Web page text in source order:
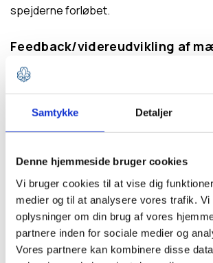
Samtykke Detaljer
Denne hjemmeside bruger cookies
Vi bruger cookies til at vise dig
medier og til at analysere vores trafik. Vi
oplysninger om din brug af vores
partnere inden for sociale medier og
Vores partnere kan kombinere disse
spejderne forløbet.
Feedback/videreudvikling af
Har du en velegnet aktivitet eller en idé
Forslag til forløb
Årstid:ALENE I VILDMARKEN -